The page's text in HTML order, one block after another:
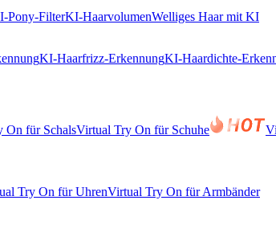
Pony-FilterKI-HaarvolumenWelliges Haar mit KI
KI-Haarfrizz-ErkennungKI-Haardichte-
On für SchalsVirtual Try On für Schuhe
Try On für UhrenVirtual Try On für Armbänder